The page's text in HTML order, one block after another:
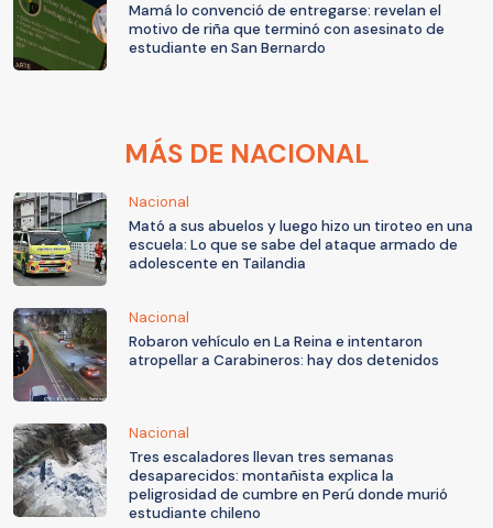
Mamá lo convenció de entregarse: revelan el
motivo de riña que terminó con asesinato de
estudiante en San Bernardo
MÁS DE NACIONAL
Nacional
Mató a sus abuelos y luego hizo un tiroteo en una
escuela: Lo que se sabe del ataque armado de
adolescente en Tailandia
Nacional
Robaron vehículo en La Reina e intentaron
atropellar a Carabineros: hay dos detenidos
Nacional
Tres escaladores llevan tres semanas
desaparecidos: montañista explica la
peligrosidad de cumbre en Perú donde murió
estudiante chileno